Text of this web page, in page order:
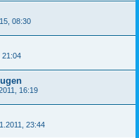
08:30
21:04
16:19
23:44